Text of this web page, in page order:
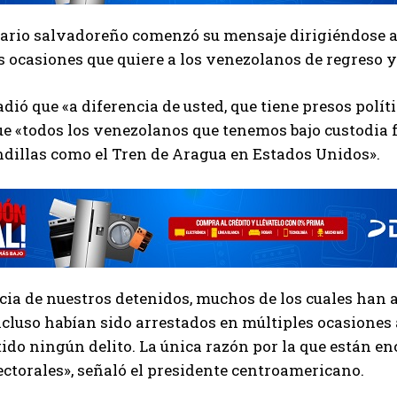
salvadoreño comenzó su mensaje dirigiéndose
ocasiones que quiere a los venezolanos de regreso
que «a diferencia de usted, que tiene presos
«todos los venezolanos que tenemos bajo
como el Tren de Aragua en Estados Unidos».
de nuestros detenidos, muchos de los cuales
habían sido arrestados en múltiples
ningún delito. La única razón por la que están
señaló el presidente centroamericano.